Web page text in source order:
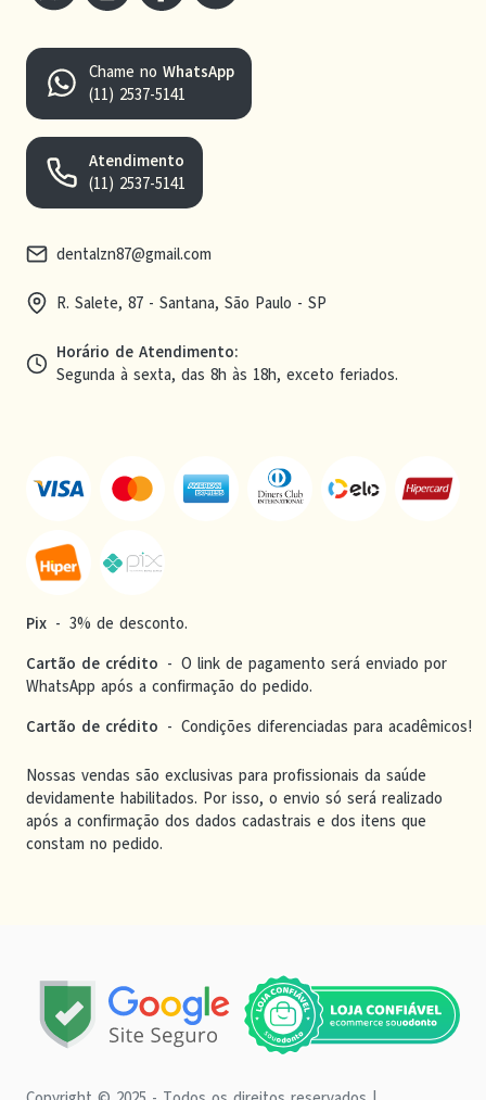
Chame no WhatsApp
(11) 2537-5141
Atendimento
(11) 2537-5141
dentalzn87@gmail.com
R. Salete, 87 - Santana, São Paulo - SP
Horário de Atendimento:
Segunda à sexta, das 8h às 18h, exceto feriados.
Pix - 3% de desconto.
Cartão de crédito - O link de pagamento será enviado por
WhatsApp após a confirmação do pedido.
Cartão de crédito - Condições diferenciadas para acadêmicos!
Nossas vendas são exclusivas para profissionais da saúde
devidamente habilitados. Por isso, o envio só será realizado
após a confirmação dos dados cadastrais e dos itens que
constam no pedido.